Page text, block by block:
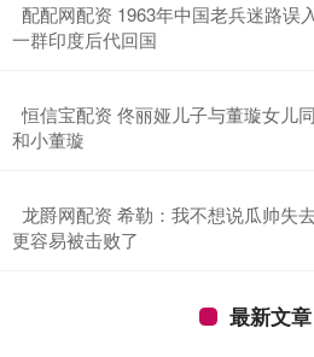
配配网配资 1963年中国老兵迷路误
一群印度后代回国
恒信宝配资 佟丽娅儿子与董璇女儿
和小董璇
龙爵网配资 希勒：我不想说瓜帅失
更容易被击败了
最新文章